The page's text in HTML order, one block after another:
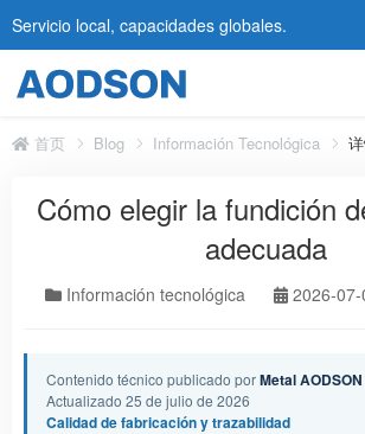
Servicio local, capacidades globales.
首页 Blog Información Tecnológica
Cómo elegir la fundición
adecuada
Información tecnológica 2026-07-
Contenido técnico publicado porMetal AODSON
Actualizado 25 de julio de 2026
Calidad de fabricación y trazabilidad